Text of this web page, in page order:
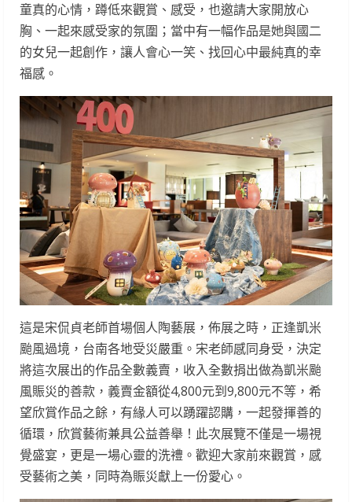
童真的心情，蹲低來觀賞、感受，也邀請大家開放心
胸、一起來感受家的氛圍；當中有一幅作品是她與國二
的女兒一起創作，讓人會心一笑、找回心中最純真的幸
福感。
這是宋侃貞老師首場個人陶藝展，佈展之時，正逢凱米
颱風過境，台南各地受災嚴重。宋老師感同身受，決定
將這次展出的作品全數義賣，收入全數捐出做為凱米颱
風賑災的善款，義賣金額從4,800元到9,800元不等，希
望欣賞作品之餘，有緣人可以踴躍認購，一起發揮善的
循環，欣賞藝術兼具公益善舉！此次展覽不僅是一場視
覺盛宴，更是一場心靈的洗禮。歡迎大家前來觀賞，感
受藝術之美，同時為賑災獻上一份愛心。